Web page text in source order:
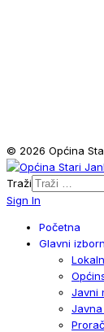
© 2026 Općina
Traži
Sign In
Početna
Glavni
Javni